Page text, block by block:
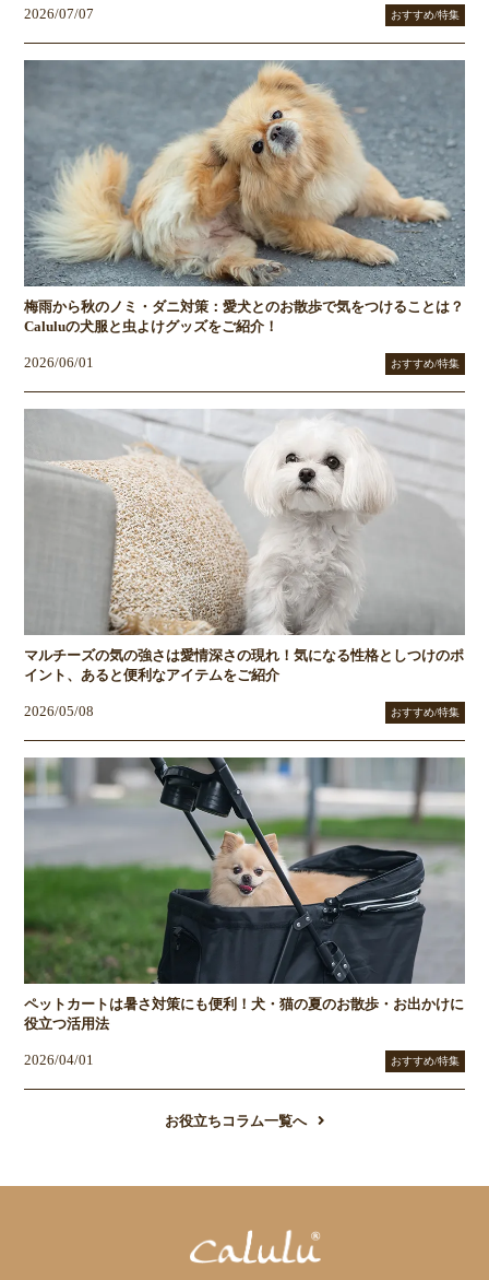
2026/07/07 おすすめ/特集
梅雨から秋のノミ・ダニ対策：愛犬とのお散歩で気をつけることは？
Caluluの犬服と虫よけグッズをご紹介！
2026/06/01 おすすめ/特集
マルチーズの気の強さは愛情深さの現れ！気になる性格としつけのポ
イント、あると便利なアイテムをご紹介
2026/05/08 おすすめ/特集
ペットカートは暑さ対策にも便利！犬・猫の夏のお散歩・お出かけに
役立つ活用法
2026/04/01 おすすめ/特集
お役立ちコラム一覧へ